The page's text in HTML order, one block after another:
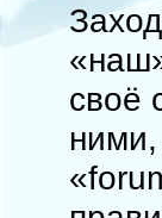
своё